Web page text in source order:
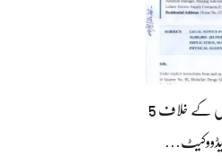
لیسکو SDO مزنگ محمد علی ریاض کے خلاف 5